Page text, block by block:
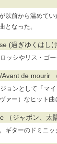
以前から温めて
となった。
(過ぎゆくはし
ッシやリス・ゴ
de mourir
ョンとして「マ
ァー）なヒット曲
（ジャポン、太
ギターのドミニ